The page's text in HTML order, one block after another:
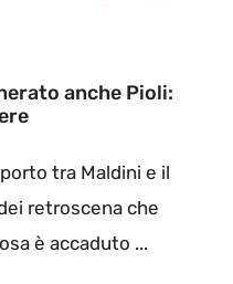
anche Pioli:
tra Maldini e il
retroscena che
è accaduto ...